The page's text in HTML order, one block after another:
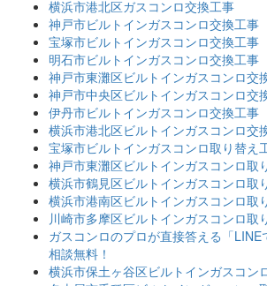
横浜市港北区ガスコンロ交換工事
神戸市ビルトインガスコンロ交換工事
宝塚市ビルトインガスコンロ交換工事
明石市ビルトインガスコンロ交換工事
神戸市東灘区ビルトインガスコンロ交
神戸市中央区ビルトインガスコンロ交
伊丹市ビルトインガスコンロ交換工事
横浜市港北区ビルトインガスコンロ交
宝塚市ビルトインガスコンロ取り替え
神戸市東灘区ビルトインガスコンロ取
横浜市鶴見区ビルトインガスコンロ取
横浜市港南区ビルトインガスコンロ取
川崎市多摩区ビルトインガスコンロ取
ガスコンロのプロが直接答える「
相談無料！
横浜市保土ヶ谷区ビルトインガスコン